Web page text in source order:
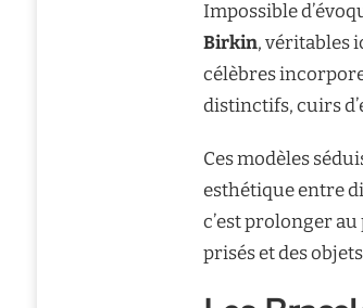
Impossible
Birkin, véritables
célèbres
distinctifs, cuirs
Ces modèles
esthétique entre
c’est prolonger
prisés et des